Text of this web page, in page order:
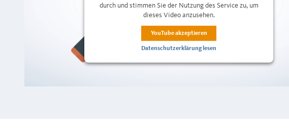
durch und stimmen Sie der Nutzung des Service zu, um
dieses Video anzusehen.
YouTube akzeptieren
Datenschutzerklärung lesen